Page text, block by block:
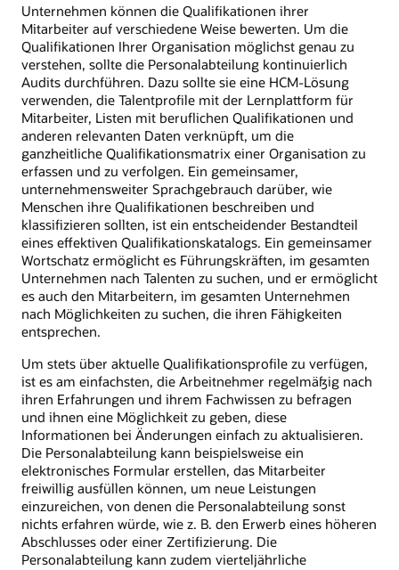
Unternehmen können die Qualifikationen ihrer
Mitarbeiter auf verschiedene Weise bewerten. Um die
Qualifikationen Ihrer Organisation möglichst genau zu
verstehen, sollte die Personalabteilung kontinuierlich
Audits durchführen. Dazu sollte sie eine HCM-Lösung
verwenden, die Talentprofile mit der Lernplattform für
Mitarbeiter, Listen mit beruflichen Qualifikationen und
anderen relevanten Daten verknüpft, um die
ganzheitliche Qualifikationsmatrix einer Organisation zu
erfassen und zu verfolgen. Ein gemeinsamer,
unternehmensweiter Sprachgebrauch darüber, wie
Menschen ihre Qualifikationen beschreiben und
klassifizieren sollten, ist ein entscheidender Bestandteil
eines effektiven Qualifikationskatalogs. Ein gemeinsamer
Wortschatz ermöglicht es Führungskräften, im gesamten
Unternehmen nach Talenten zu suchen, und er ermöglicht
es auch den Mitarbeitern, im gesamten Unternehmen
nach Möglichkeiten zu suchen, die ihren Fähigkeiten
entsprechen.
Um stets über aktuelle Qualifikationsprofile zu verfügen,
ist es am einfachsten, die Arbeitnehmer regelmäßig nach
ihren Erfahrungen und ihrem Fachwissen zu befragen
und ihnen eine Möglichkeit zu geben, diese
Informationen bei Änderungen einfach zu aktualisieren.
Die Personalabteilung kann beispielsweise ein
elektronisches Formular erstellen, das Mitarbeiter
freiwillig ausfüllen können, um neue Leistungen
einzureichen, von denen die Personalabteilung sonst
nichts erfahren würde, wie z. B. den Erwerb eines höheren
Abschlusses oder einer Zertifizierung. Die
Personalabteilung kann zudem vierteljährliche